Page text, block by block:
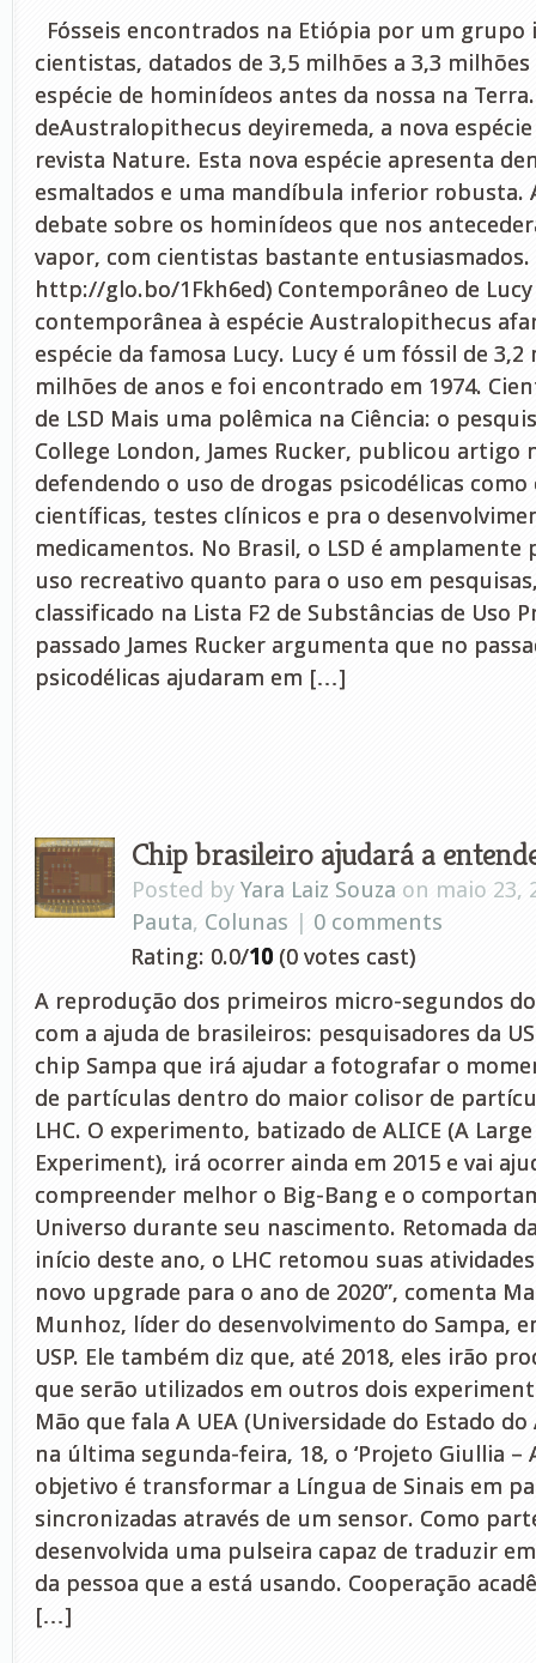
Fósseis encontrados na Etiópia por um
cientistas, datados de 3,5 milhões a 3,3 milhões
espécie de hominídeos antes da nossa na
deAustralopithecus deyiremeda, a nova
revista Nature. Esta nova espécie apresenta
esmaltados e uma mandíbula inferior robusta.
debate sobre os hominídeos que nos
vapor, com cientistas bastante entusiasmados.
http://glo.bo/1Fkh6ed) Contemporâneo de Lucy
contemporânea à espécie Australopithecus
espécie da famosa Lucy. Lucy é um fóssil de 3,2
milhões de anos e foi encontrado em 1974.
de LSD Mais uma polêmica na Ciência: o
College London, James Rucker, publicou
defendendo o uso de drogas psicodélicas como
científicas, testes clínicos e pra o
medicamentos. No Brasil, o LSD é
uso recreativo quanto para o uso em
classificado na Lista F2 de Substâncias de Uso
passado James Rucker argumenta que no
psicodélicas ajudaram em […]
Chip brasileiro ajudará a
Posted by Yara Laiz Souza on maio 23,
Pauta, Colunas | 0 comments
Rating: 0.0/10 (0 votes cast)
A reprodução dos primeiros micro-segundos
com a ajuda de brasileiros: pesquisadores da
chip Sampa que irá ajudar a fotografar o
de partículas dentro do maior colisor de
LHC. O experimento, batizado de ALICE (A
Experiment), irá ocorrer ainda em 2015 e vai
compreender melhor o Big-Bang e o
Universo durante seu nascimento. Retomada
início deste ano, o LHC retomou suas
novo upgrade para o ano de 2020”, comenta
Munhoz, líder do desenvolvimento do Sampa,
USP. Ele também diz que, até 2018, eles irão
que serão utilizados em outros dois
Mão que fala A UEA (Universidade do Estado
na última segunda-feira, 18, o ‘Projeto Giullia –
objetivo é transformar a Língua de Sinais em
sincronizadas através de um sensor. Como
desenvolvida uma pulseira capaz de traduzir
da pessoa que a está usando. Cooperação
[…]